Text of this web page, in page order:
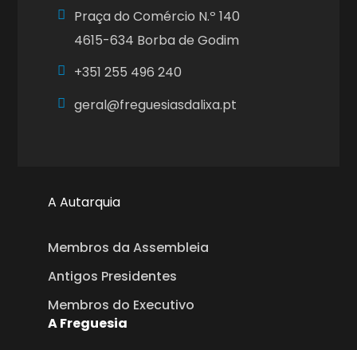
Praça do Comércio N.º 140
4615-634 Borba de Godim
+351255 496 240
geral@freguesiasdalixa.pt
A Autarquia
Membros da Assembleia
Antigos Presidentes
Membros do Executivo
A Freguesia